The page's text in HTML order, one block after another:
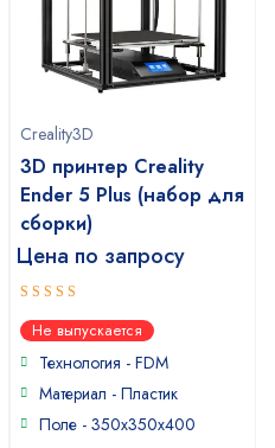
Creality3D
3D принтер Creality
Ender 5 Plus (набор для
сборки)
Цена по запросу
4out of
5Не выпускается
Технология - FDM
Материал - Пластик
Поле - 350х350х400